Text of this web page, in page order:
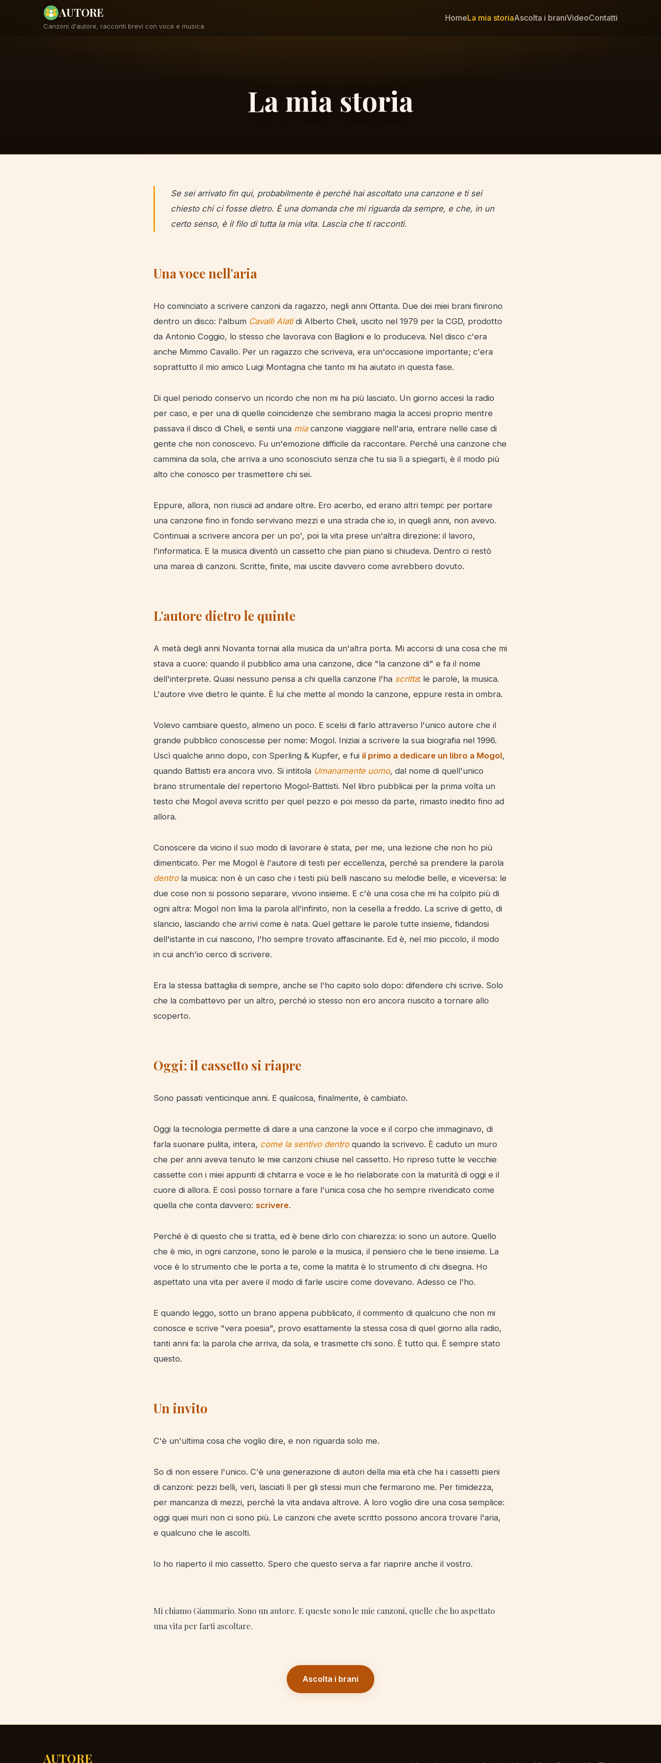
AUTORE
Canzoni d'autore, racconti brevi con voce e musica
HomeLa mia storiaAscolta i braniVideoContatti
La mia storia
Se sei arrivato fin qui, probabilmente è perché hai ascoltato una canzone e ti sei
chiesto chi ci fosse dietro. È una domanda che mi riguarda da sempre, e che, in un
certo senso, è il filo di tutta la mia vita. Lascia che ti racconti.
Una voce nell'aria
Ho cominciato a scrivere canzoni da ragazzo, negli anni Ottanta. Due dei miei brani finirono
dentro un disco: l'album Cavalli Alatidi Alberto Cheli, uscito nel 1979 per la CGD, prodotto
da Antonio Coggio, lo stesso che lavorava con Baglioni e lo produceva. Nel disco c'era
anche Mimmo Cavallo. Per un ragazzo che scriveva, era un'occasione importante; c'era
soprattutto il mio amico Luigi Montagna che tanto mi ha aiutato in questa fase.
Di quel periodo conservo un ricordo che non mi ha più lasciato. Un giorno accesi la radio
per caso, e per una di quelle coincidenze che sembrano magia la accesi proprio mentre
passava il disco di Cheli, e sentii una miacanzone viaggiare nell'aria, entrare nelle case di
gente che non conoscevo. Fu un'emozione difficile da raccontare. Perché una canzone che
cammina da sola, che arriva a uno sconosciuto senza che tu sia lì a spiegarti, è il modo più
alto che conosco per trasmettere chi sei.
Eppure, allora, non riuscii ad andare oltre. Ero acerbo, ed erano altri tempi: per portare
una canzone fino in fondo servivano mezzi e una strada che io, in quegli anni, non avevo.
Continuai a scrivere ancora per un po', poi la vita prese un'altra direzione: il lavoro,
l'informatica. E la musica diventò un cassetto che pian piano si chiudeva. Dentro ci restò
una marea di canzoni. Scritte, finite, mai uscite davvero come avrebbero dovuto.
L'autore dietro le quinte
A metà degli anni Novanta tornai alla musica da un'altra porta. Mi accorsi di una cosa che mi
stava a cuore: quando il pubblico ama una canzone, dice "la canzone di" e fa il nome
dell'interprete. Quasi nessuno pensa a chi quella canzone l'ha scritta: le parole, la musica.
L'autore vive dietro le quinte. È lui che mette al mondo la canzone, eppure resta in ombra.
Volevo cambiare questo, almeno un poco. E scelsi di farlo attraverso l'unico autore che il
grande pubblico conoscesse per nome: Mogol. Iniziai a scrivere la sua biografia nel 1996.
Uscì qualche anno dopo, con Sperling & Kupfer, e fui il primo a dedicare un libro a Mogol,
quando Battisti era ancora vivo. Si intitola Umanamente uomo, dal nome di quell'unico
brano strumentale del repertorio Mogol-Battisti. Nel libro pubblicai per la prima volta un
testo che Mogol aveva scritto per quel pezzo e poi messo da parte, rimasto inedito fino ad
allora.
Conoscere da vicino il suo modo di lavorare è stata, per me, una lezione che non ho più
dimenticato. Per me Mogol è l'autore di testi per eccellenza, perché sa prendere la parola
dentrola musica: non è un caso che i testi più belli nascano su melodie belle, e viceversa: le
due cose non si possono separare, vivono insieme. E c'è una cosa che mi ha colpito più di
ogni altra: Mogol non lima la parola all'infinito, non la cesella a freddo. La scrive di getto, di
slancio, lasciando che arrivi come è nata. Quel gettare le parole tutte insieme, fidandosi
dell'istante in cui nascono, l'ho sempre trovato affascinante. Ed è, nel mio piccolo, il modo
in cui anch'io cerco di scrivere.
Era la stessa battaglia di sempre, anche se l'ho capito solo dopo: difendere chi scrive. Solo
che la combattevo per un altro, perché io stesso non ero ancora riuscito a tornare allo
scoperto.
Oggi: il cassetto si riapre
Sono passati venticinque anni. E qualcosa, finalmente, è cambiato.
Oggi la tecnologia permette di dare a una canzone la voce e il corpo che immaginavo, di
farla suonare pulita, intera, come la sentivo dentroquando la scrivevo. È caduto un muro
che per anni aveva tenuto le mie canzoni chiuse nel cassetto. Ho ripreso tutte le vecchie
cassette con i miei appunti di chitarra e voce e le ho rielaborate con la maturità di oggi e il
cuore di allora. E così posso tornare a fare l'unica cosa che ho sempre rivendicato come
quella che conta davvero: scrivere.
Perché è di questo che si tratta, ed è bene dirlo con chiarezza: io sono un autore. Quello
che è mio, in ogni canzone, sono le parole e la musica, il pensiero che le tiene insieme. La
voce è lo strumento che le porta a te, come la matita è lo strumento di chi disegna. Ho
aspettato una vita per avere il modo di farle uscire come dovevano. Adesso ce l'ho.
E quando leggo, sotto un brano appena pubblicato, il commento di qualcuno che non mi
conosce e scrive "vera poesia", provo esattamente la stessa cosa di quel giorno alla radio,
tanti anni fa: la parola che arriva, da sola, e trasmette chi sono. È tutto qui. È sempre stato
questo.
Un invito
C'è un'ultima cosa che voglio dire, e non riguarda solo me.
So di non essere l'unico. C'è una generazione di autori della mia età che ha i cassetti pieni
di canzoni: pezzi belli, veri, lasciati lì per gli stessi muri che fermarono me. Per timidezza,
per mancanza di mezzi, perché la vita andava altrove. A loro voglio dire una cosa semplice:
oggi quei muri non ci sono più. Le canzoni che avete scritto possono ancora trovare l'aria,
e qualcuno che le ascolti.
Io ho riaperto il mio cassetto. Spero che questo serva a far riaprire anche il vostro.
Mi chiamo Giammario. Sono un autore. E queste sono le mie canzoni, quelle che ho aspettato
una vita per farti ascoltare.
Ascolta i brani
AUTORE